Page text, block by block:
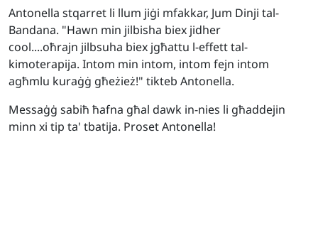
Antonella stqarret li llum jiġi mfakkar, Jum Dinji tal-
Bandana. "Hawn min jilbisha biex jidher
cool....oħrajn jilbsuha biex jgħattu l-effett tal-
kimoterapija. Intom min intom, intom fejn intom
agħmlu kuraġġ għeżież!" tikteb Antonella.
Messaġġ sabiħ ħafna għal dawk in-nies li għaddejin
minn xi tip ta' tbatija. Proset Antonella!